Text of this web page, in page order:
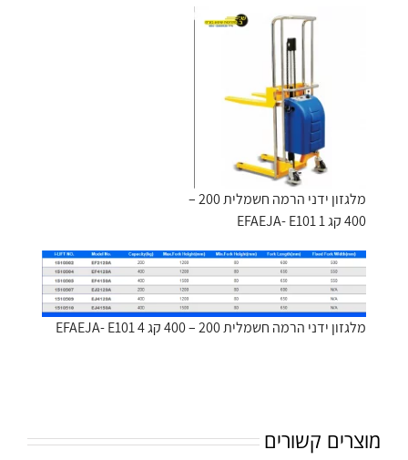
מלגזון ידני הרמה חשמלית 200 –
400 קג EFAEJA- E101 1
מלגזון ידני הרמה חשמלית 200 – 400 קג EFAEJA- E101 4
מוצרים קשורים